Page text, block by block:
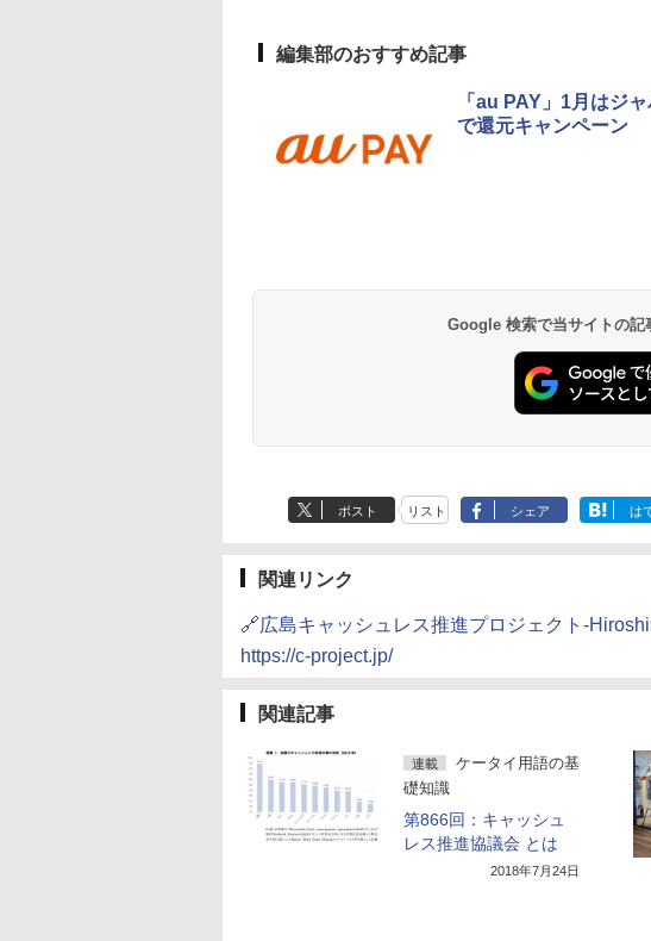
編集部のおすすめ記事
「au PAY」1月はジ
で還元キャンペーン
Google 検索で当サイトの記
ポスト リスト シェア は
関連リンク
🔗広島キャッシュレス推進プロジェクト-
https://c-project.jp/
関連記事
連載
ケータイ用語の基
礎知識
第866回：キャッシュ
レス推進協議会 とは
2018年7月24日